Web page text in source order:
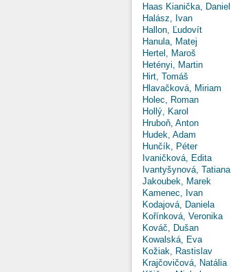
Haas Kianička, Daniel
Halász, Ivan
Hallon, Ľudovít
Hanula, Matej
Hertel, Maroš
Hetényi, Martin
Hirt, Tomáš
Hlavačková, Miriam
Holec, Roman
Hollý, Karol
Hruboň, Anton
Hudek, Adam
Hunčík, Péter
Ivaničková, Edita
Ivantyšynová, Tatiana
Jakoubek, Marek
Kamenec, Ivan
Kodajová, Daniela
Kořínková, Veronika
Kováč, Dušan
Kowalská, Eva
Kožiak, Rastislav
Krajčovičová, Natália